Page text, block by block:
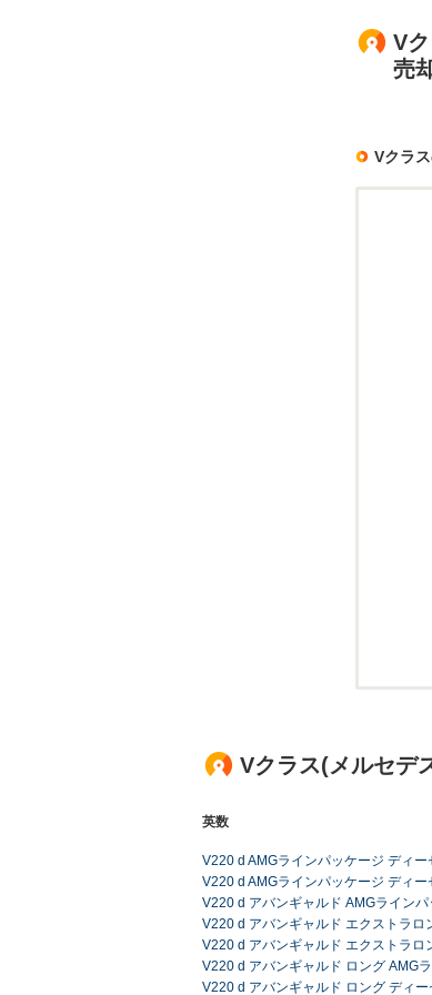
V
売
Vクラ
Vクラス(メルセデ
英数
V220 d AMGラインパッケージ ディー
V220 d AMGラインパッケージ ディ
V220 d アバンギャルド AMGライン
V220 d アバンギャルド エクストラ
V220 d アバンギャルド エクストラ
V220 d アバンギャルド ロング AMG
V220 d アバンギャルド ロング ディ